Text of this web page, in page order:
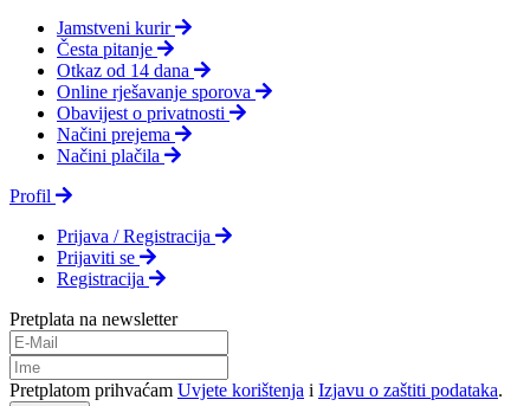
Jamstveni kurir
Česta pitanje
Otkaz od 14 dana
Online rješavanje sporova
Obavijest o privatnosti
Načini prejema
Načini plačila
Profil
Prijava / Registracija
Prijaviti se
Registracija
Pretplata na newsletter
Pretplatom prihvaćam Uvjete korištenja i Izjavu o zaštiti podataka.